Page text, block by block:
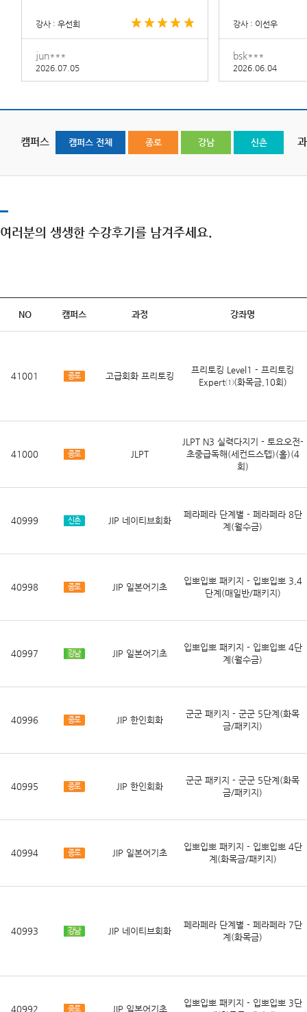
강사 : 우선희
jun***
2026.07.05
강사 : 이선우
bsk***
2026.06.04
박상훈 선생님 N3 언어지식 3
개월 수강 후기
아
캠퍼스 캠퍼스 전체 종로 강남 신촌
여러분의 생생한 수강후기를 남겨주세요.
NO 캠퍼스 과정 강좌명
41001 종로 고급회화 프리토킹
프리토킹 Level1 - 프리토킹
Expert①(화목금,10회)
41000 종로 JLPT
JLPT N3 실력다지기 - 토요오전-
초중급독해(세컨드스텝)(홀)(4
회)
40999 신촌 JIP 네이티브회화
페라페라 단계별 - 페라페라 8단
계(월수금)
40998 종로 JIP 일본어기초
입뽀입뽀 패키지 - 입뽀입뽀 3,4
단계(매일반/패키지)
40997 강남 JIP 일본어기초
입뽀입뽀 패키지 - 입뽀입뽀 4단
계(월수금)
40996 종로 JIP 한인회화
군군 패키지 - 군군 5단계(화목
금/패키지)
40995 종로 JIP 한인회화
군군 패키지 - 군군 5단계(화목
금/패키지)
40994 종로 JIP 일본어기초
입뽀입뽀 패키지 - 입뽀입뽀 4단
계(화목금/패키지)
40993 강남 JIP 네이티브회화
페라페라 단계별 - 페라페라 7단
계(화목금)
40992 종로 JIP 일본어기초
입뽀입뽀 패키지 - 입뽀입뽀 3단